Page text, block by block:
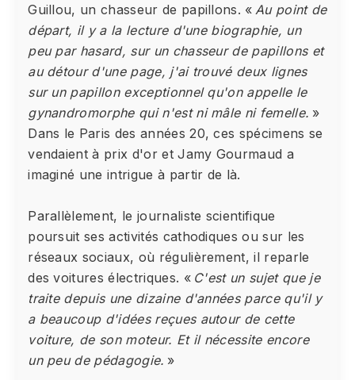
Guillou, un chasseur de papillons. « Au point de
départ, il y a la lecture d'une biographie, un
peu par hasard, sur un chasseur de papillons et
au détour d'une page, j'ai trouvé deux lignes
sur un papillon exceptionnel qu'on appelle le
gynandromorphe qui n'est ni mâle ni femelle. »
Dans le Paris des années 20, ces spécimens se
vendaient à prix d'or et Jamy Gourmaud a
imaginé une intrigue à partir de là.
Parallèlement, le journaliste scientifique
poursuit ses activités cathodiques ou sur les
réseaux sociaux, où régulièrement, il reparle
des voitures électriques. « C'est un sujet que je
traite depuis une dizaine d'années parce qu'il y
a beaucoup d'idées reçues autour de cette
voiture, de son moteur. Et il nécessite encore
un peu de pédagogie. »